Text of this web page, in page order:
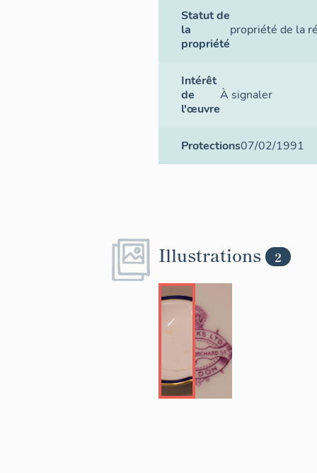
Statut de
la
propriété
propriété de la
Intérêt
de
l'œuvre
À signaler
Protections07/02/1991
Illustrations 2